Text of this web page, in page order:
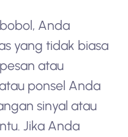
Anda
yang tidak biasa
atau
ponsel Anda
sinyal atau
Jika Anda